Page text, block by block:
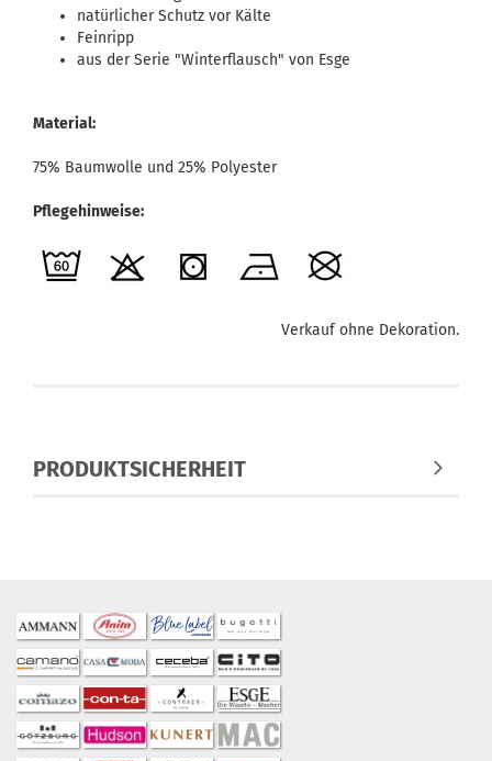
natürlicher Schutz vor Kälte
Feinripp
aus der Serie "Winterflausch" von Esge
Material:
75% Baumwolle und 25% Polyester
Pflegehinweise:
Verkauf ohne Dekoration.
PRODUKTSICHERHEIT